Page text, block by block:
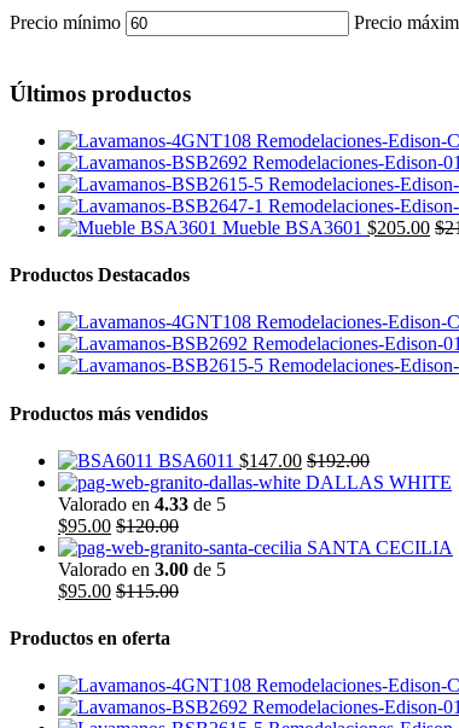
Precio mínimo Precio
Últimos productos
Mueble BSA3601 $205.00 $
Productos Destacados
Productos más vendidos
BSA6011 $147.00 $192.00
DALLAS WHITE
Valorado en 4.33 de 5
$95.00 $120.00
SANTA CECILIA
Valorado en 3.00 de 5
$95.00 $115.00
Productos en oferta